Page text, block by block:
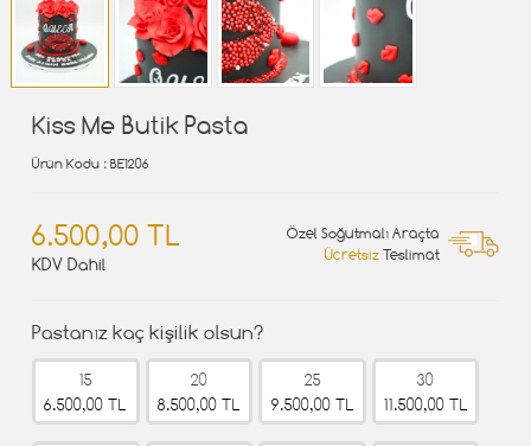
Kiss Me Butik Pasta
Ürün Kodu : BE1206
6.500,00 TL
KDV Dahil
Özel Soğutmalı Araçta
Ücretsiz Teslimat
Pastanız kaç kişilik olsun?
15
6.500,00 TL
20
8.500,00 TL
25
9.500,00 TL
30
11.500,00 TL